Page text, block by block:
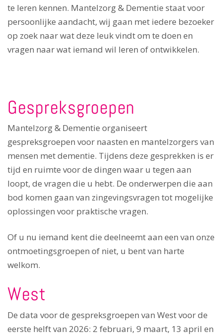
te leren kennen. Mantelzorg & Dementie staat voor
persoonlijke aandacht, wij gaan met iedere bezoeker
op zoek naar wat deze leuk vindt om te doen en
vragen naar wat iemand wil leren of ontwikkelen.
Gespreksgroepen
Mantelzorg & Dementie organiseert
gespreksgroepen voor naasten en mantelzorgers van
mensen met dementie. Tijdens deze gesprekken is er
tijd en ruimte voor de dingen waar u tegen aan
loopt, de vragen die u hebt. De onderwerpen die aan
bod komen gaan van zingevingsvragen tot mogelijke
oplossingen voor praktische vragen.
Of u nu iemand kent die deelneemt aan een van onze
ontmoetingsgroepen of niet, u bent van harte
welkom.
West
De data voor de gespreksgroepen van West voor de
eerste helft van 2026: 2 februari, 9 maart, 13 april en